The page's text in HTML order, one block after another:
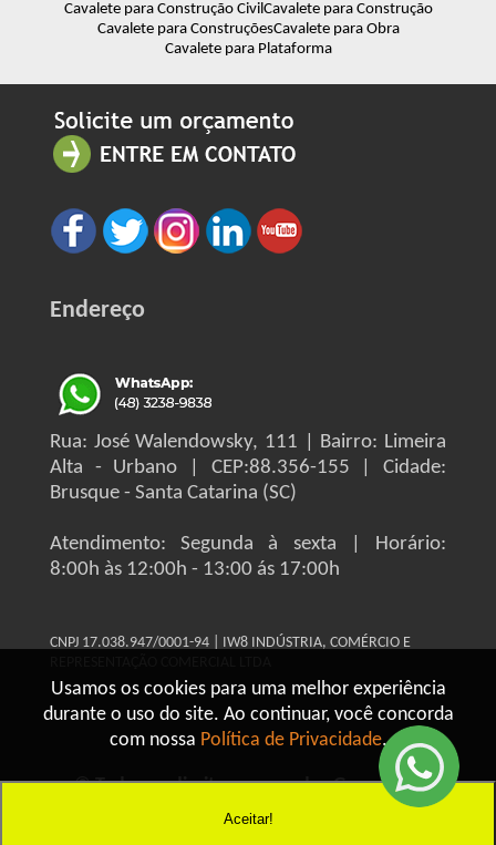
Usamos os cookies para uma melhor experiência
durante o uso do site. Ao continuar, você concorda
com nossa Política de Privacidade.
Aceitar!
Cavalete para Construção CivilCavalete para Construção
Cavalete para ConstruçõesCavalete para Obra
Cavalete para Plataforma
Endereço
Rua: José Walendowsky, 111 | Bairro: Limeira
Alta - Urbano | CEP:88.356-155 | Cidade:
Brusque - Santa Catarina (SC)
Atendimento: Segunda à sexta | Horário:
8:00h às 12:00h - 13:00 ás 17:00h
CNPJ 17.038.947/0001-94 | IW8 INDÚSTRIA, COMÉRCIO E
© Todos os direitos reservados Grupo IW8
Construmaq - 2026